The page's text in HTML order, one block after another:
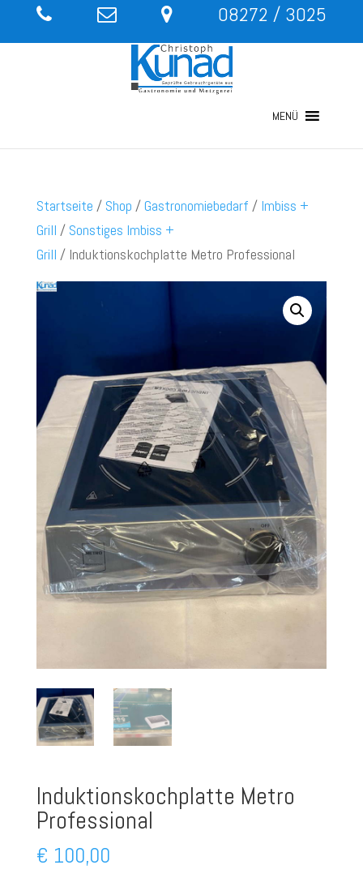
08272 / 3025
MENÜ
Startseite / Shop /Gastronomiebedarf / Imbiss +
Grill / Sonstiges Imbiss +
Grill / Induktionskochplatte Metro Professional
Induktionskochplatte Metro
Professional
€ 100,00